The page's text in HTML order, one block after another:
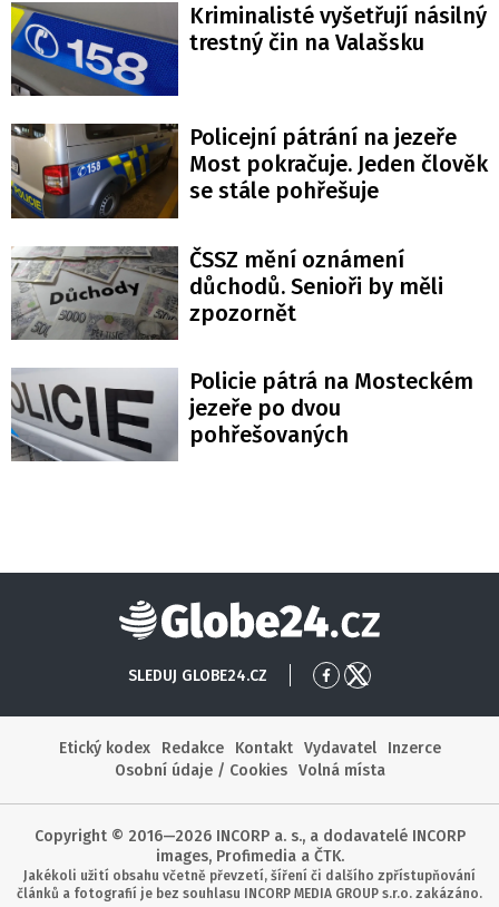
Kriminalisté vyšetřují násilný
trestný čin na Valašsku
Policejní pátrání na jezeře
Most pokračuje. Jeden člověk
se stále pohřešuje
ČSSZ mění oznámení
důchodů. Senioři by měli
zpozornět
Policie pátrá na Mosteckém
jezeře po dvou
pohřešovaných
Globe24
SLEDUJ GLOBE24.CZ
Přejít
Facebook
Přejít
X
Etický kodex
Redakce Kontakt Vydavatel
Inzerce
Osobní údaje / Cookies
Volná místa
Copyright © 2016—2026 INCORP a. s., a dodavatelé INCORP
images, Profimedia a ČTK.
Jakékoli užití obsahu včetně převzetí, šíření či dalšího zpřístupňování
článků a fotografií je bez souhlasu INCORP MEDIA GROUP s.r.o. zakázáno.